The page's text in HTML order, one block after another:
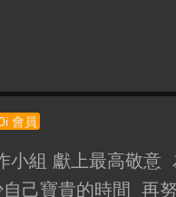
會員
小組 獻上最高敬意
己寶貴的時間 再